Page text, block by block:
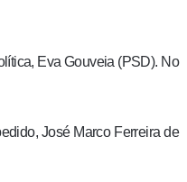
Eva Gouveia (PSD). No
José Marco Ferreira de